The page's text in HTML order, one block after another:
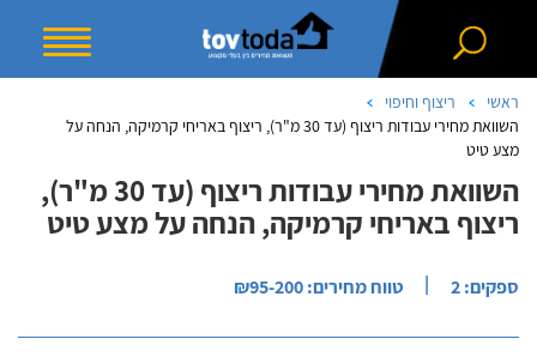
ראשי
ריצוף וחיפוי
השוואת מחירי עבודות ריצוף (עד 30 מ"ר), ריצוף באריחי קרמיקה, הנחה על
מצע טיט
השוואת מחירי עבודות ריצוף (עד 30 מ"ר),
ריצוף באריחי קרמיקה, הנחה על מצע טיט
ספקים: 2 | טווח מחירים: ₪95-200